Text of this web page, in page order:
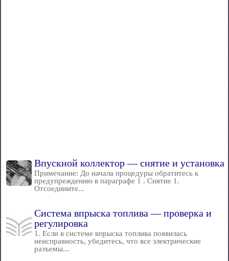
Впускной коллектор — снятие и установка
Примечание: До начала процедуры обратитесь к
предупреждению в параграфе 1 . Снятие 1.
Отсоедините...
Система впрыска топлива — проверка и
регулировка
1. Если в системе впрыска топлива появилась
неисправность, убедитесь, что все электрические
разъемы...